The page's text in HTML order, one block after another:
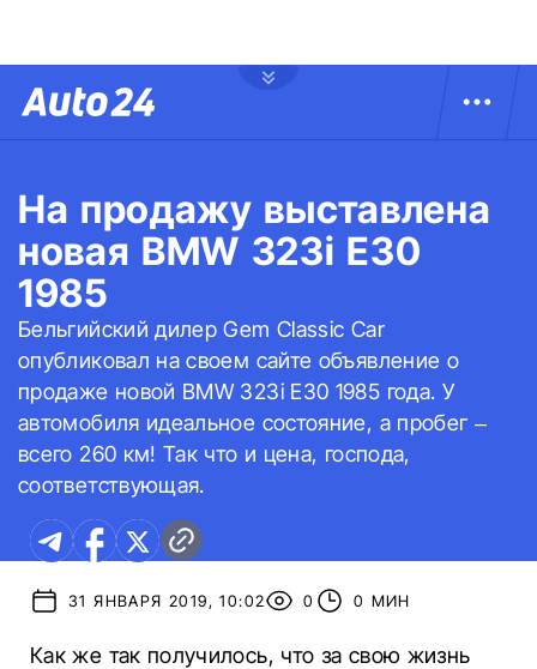
На продажу выставлена
новая BMW 323i E30
1985
Бельгийский дилер Gem Classic Car
опубликовал на своем сайте объявление о
продаже новой BMW 323i E30 1985 года. У
автомобиля идеальное состояние, а пробег –
всего 260 км! Так что и цена, господа,
соответствующая.
31 ЯНВАРЯ 2019, 10:02 0 0 МИН
Как же так получилось, что за свою жизнь